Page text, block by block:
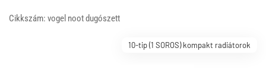
Cikkszám: vogel noot dugószett
10-tip (1 SOROS) kompakt radiátorok